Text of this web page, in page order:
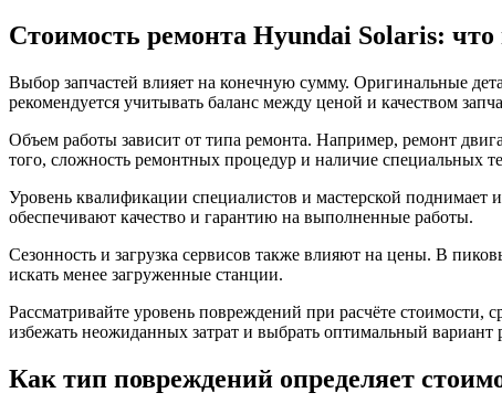
Стоимость ремонта Hyundai Solaris: что
Выбор запчастей влияет на конечную сумму. Оригинальные
рекомендуется учитывать баланс между ценой и качеством
Объем работы зависит от типа ремонта. Например, ремонт
того, сложность ремонтных процедур и наличие специальных
Уровень квалификации специалистов и мастерской
обеспечивают качество и гарантию на выполненные работы.
Сезонность и загрузка сервисов также влияют на цены. В
искать менее загруженные станции.
Рассматривайте уровень повреждений при расчёте
избежать неожиданных затрат и выбрать оптимальный вариант
Как тип повреждений определяет